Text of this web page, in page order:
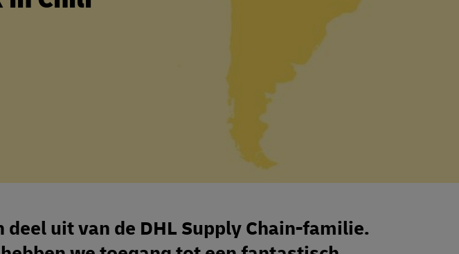
deel uit van de DHL Supply Chain-familie.